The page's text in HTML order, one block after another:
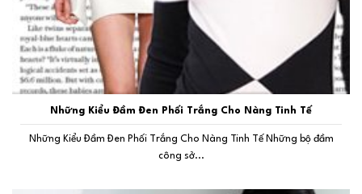
Những Kiểu Đầm Đen Phối Trắng Cho Nàng Tinh Tế
Những Kiểu Đầm Đen Phối Trắng Cho Nàng Tinh Tế Những bộ đầm
công sở...